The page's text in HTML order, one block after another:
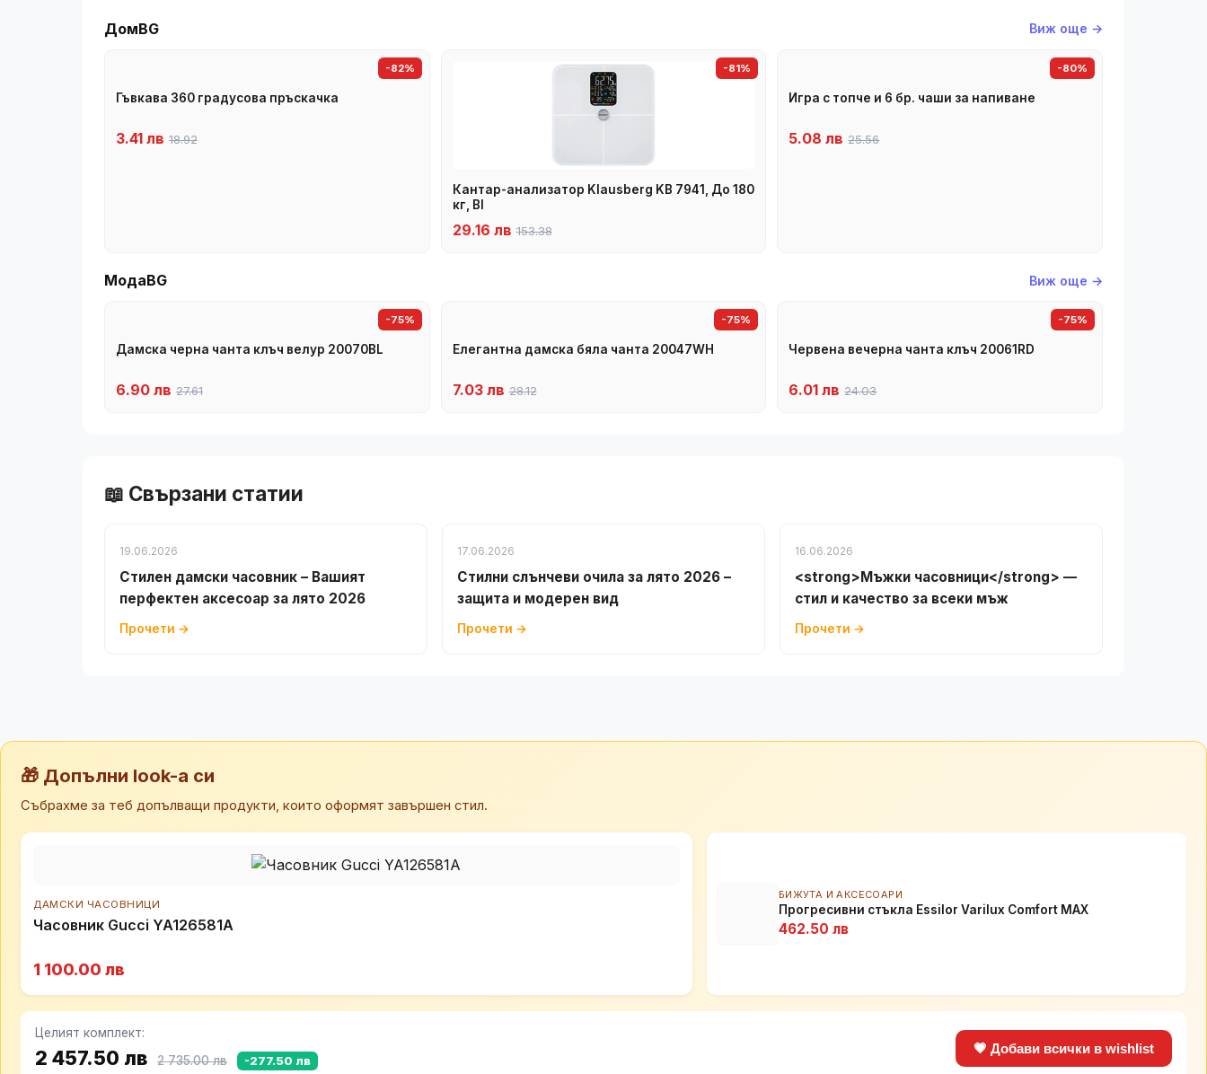
ДомBG Виж още →
-82%
Гъвкава 360 градусова пръскачка
3.41 лв 18.92
-81%
Кантар-анализатор Klausberg KB 7941, До 180
кг, BI
29.16 лв 153.38
-80%
Игра с топче и 6 бр. чаши за напиване
5.08 лв 25.56
МодаBG Виж още →
-75%
Дамска черна чанта клъч велур 20070BL
6.90 лв 27.61
-75%
Елегантна дамска бяла чанта 20047WH
7.03 лв 28.12
-75%
Червена вечерна чанта клъч 20061RD
6.01 лв 24.03
📖 Свързани статии
19.06.2026
Стилен дамски часовник – Вашият
перфектен аксесоар за лято 2026
Прочети →
17.06.2026
Стилни слънчеви очила за лято 2026 –
защита и модерен вид
Прочети →
16.06.2026
<strong>Мъжки часовници</strong> —
стил и качество за всеки мъж
Прочети →
🎁 Допълни look-а си
Събрахме за теб допълващи продукти, които оформят завършен стил.
ДАМСКИ ЧАСОВНИЦИ
Часовник Gucci YA126581A
1 100.00 лв
БИЖУТА И АКСЕСОАРИ
Прогресивни стъкла Essilor Varilux Comfort MAX
462.50 лв
Целият комплект:
2 457.50 лв 2 735.00 лв -277.50 лв
💗 Добави всички в wishlist